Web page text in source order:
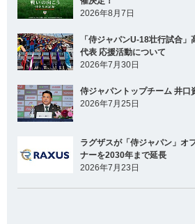
2026年8月7日
「侍ジャパンU-18壮行試合
代表 応援活動について
2026年7月30日
侍ジャパントップチーム 井口
2026年7月25日
ラグザスが「侍ジャパン」オ
ナーを2030年まで延長
2026年7月23日